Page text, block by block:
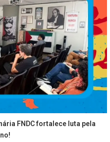
FNDC fortalece luta pela